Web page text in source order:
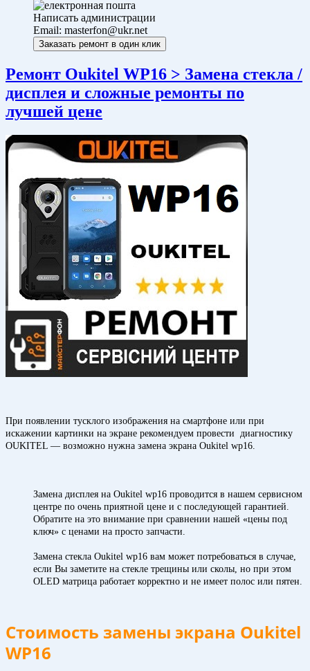
Написать администрации
Email: masterfon@ukr.net
Ремонт Oukitel WP16 > Замена стекла /
дисплея и сложные ремонты по
лучшей цене
При появлении тусклого изображения на смартфоне или при
искажении картинки на экране рекомендуем провести диагностику
OUKITEL — возможно нужна замена экрана Oukitel wp16.
Замена дисплея на Oukitel wp16 проводится в нашем сервисном
центре по очень приятной цене и с последующей гарантией.
Обратите на это внимание при сравнении нашей «цены под
ключ» с ценами на просто запчасти.
Замена стекла Oukitel wp16 вам может потребоваться в случае,
если Вы заметите на стекле трещины или сколы, но при этом
OLED матрица работает корректно и не имеет полос или пятен.
Стоимость замены экрана Oukitel
WP16